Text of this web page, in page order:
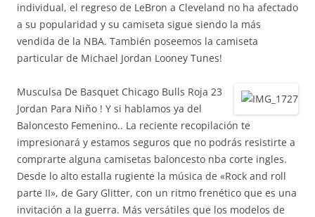
individual, el regreso de LeBron a Cleveland no ha afectado
a su popularidad y su camiseta sigue siendo la más
vendida de la NBA. También poseemos la camiseta
particular de Michael Jordan Looney Tunes!
Musculsa De Basquet Chicago Bulls Roja 23
Jordan Para Niño ! Y si hablamos ya del
Baloncesto Femenino.. La reciente recopilación te
impresionará y estamos seguros que no podrás resistirte a
comprarte alguna camisetas baloncesto nba corte ingles.
Desde lo alto estalla rugiente la música de «Rock and roll
parte II», de Gary Glitter, con un ritmo frenético que es una
invitación a la guerra. Más versátiles que los modelos de